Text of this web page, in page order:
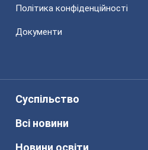
Політика конфіденційності
Документи
Суспільство
Всі новини
Новини освіти